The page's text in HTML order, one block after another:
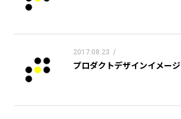
2017.08.23 /
プロダクトデザインイメージ